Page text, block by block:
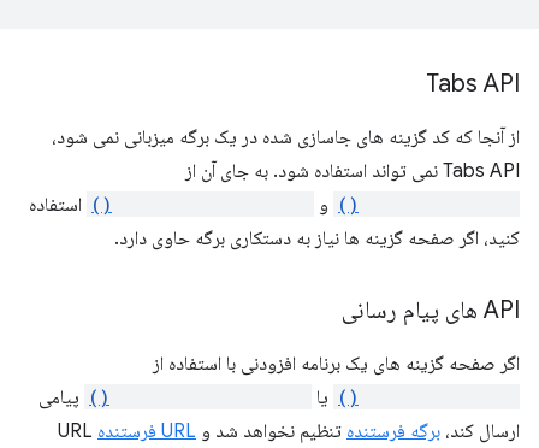
Tabs API
از آنجا که کد گزینه های جاسازی شده در یک برگه میزبانی نمی شود،
Tabs API نمی تواند استفاده شود. به جای آن از
و
استفاده
کنید، اگر صفحه گزینه ها نیاز به دستکاری برگه حاوی دارد.
API های پیام رسانی
اگر صفحه گزینه های یک برنامه افزودنی با استفاده از
یا
پیامی
ارسال کند، برگه فرستنده تنظیم نخواهد شد و URL فرستنده
URL